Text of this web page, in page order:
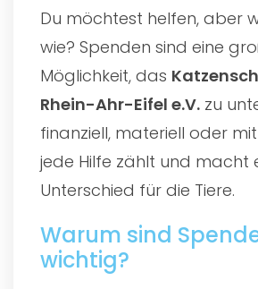
Du möchtest helfen, aber
wie? Spenden sind eine
Möglichkeit, das
Rhein-Ahr-Eifel e.V. zu
finanziell, materiell oder
jede Hilfe zählt und macht
Unterschied für die Tiere.
Warum sind
wichtig?